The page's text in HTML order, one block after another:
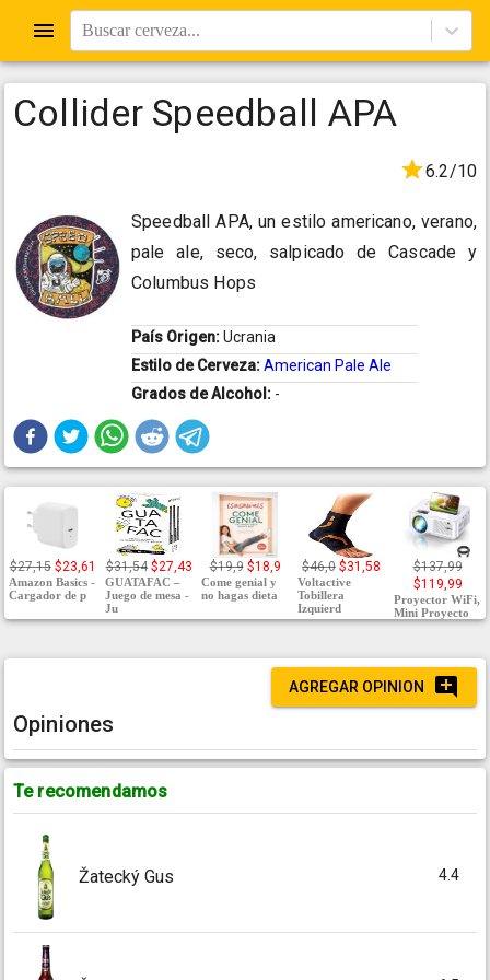
Buscar cerveza...
Collider Speedball APA
6.2/10
Speedball APA, un estilo americano, verano,
pale ale, seco, salpicado de Cascade y
Columbus Hops
País Origen:Ucrania
Estilo de Cerveza:American Pale Ale
Grados de Alcohol: -
$27,15 $23,61
Amazon Basics -
Cargador de p
$31,54 $27,43
GUATAFAC –
Juego de mesa -
Ju
$19,9 $18,9
Come genial y
no hagas dieta
$46,0 $31,58
Voltactive
Tobillera
Izquierd
$137,99
$119,99
Proyector WiFi,
Mini Proyecto
AGREGAR OPINION
Opiniones
Te recomendamos
Žatecký Gus 4.4